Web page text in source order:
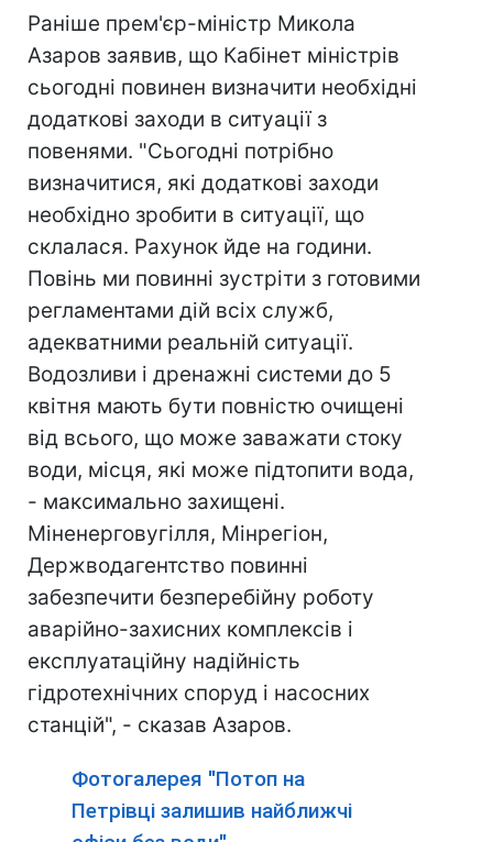
Раніше прем'єр-міністр Микола
Азаров заявив, що Кабінет міністрів
сьогодні повинен визначити необхідні
додаткові заходи в ситуації з
повенями. "Сьогодні потрібно
визначитися, які додаткові заходи
необхідно зробити в ситуації, що
склалася. Рахунок йде на години.
Повінь ми повинні зустріти з готовими
регламентами дій всіх служб,
адекватними реальній ситуації.
Водозливи і дренажні системи до 5
квітня мають бути повністю очищені
від всього, що може заважати стоку
води, місця, які може підтопити вода,
- максимально захищені.
Міненерговугілля, Мінрегіон,
Держводагентство повинні
забезпечити безперебійну роботу
аварійно-захисних комплексів і
експлуатаційну надійність
гідротехнічних споруд і насосних
станцій", - сказав Азаров.
Фотогалерея "Потоп на
Петрівці залишив найближчі